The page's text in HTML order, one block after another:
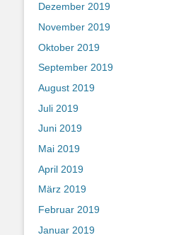
Dezember 2019
November 2019
Oktober 2019
September 2019
August 2019
Juli 2019
Juni 2019
Mai 2019
April 2019
März 2019
Februar 2019
Januar 2019